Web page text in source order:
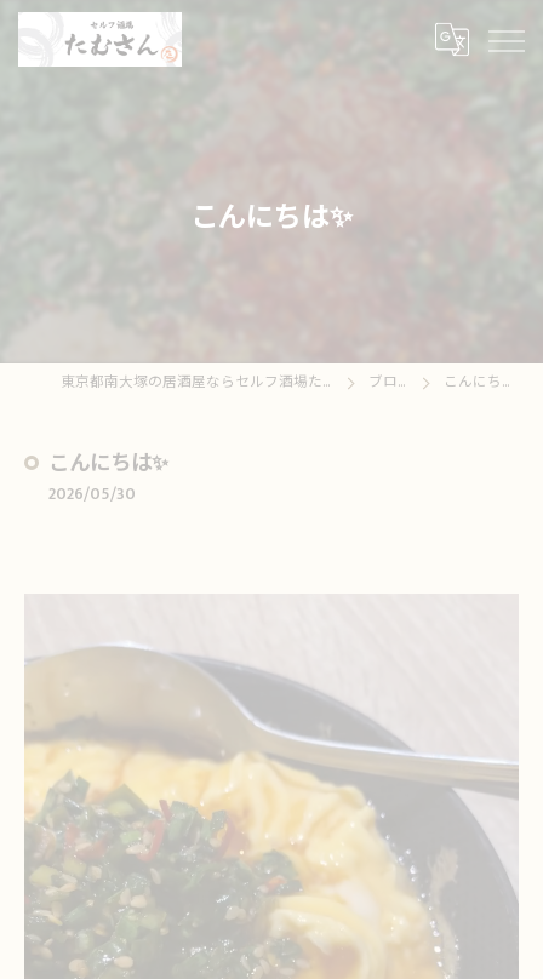
こんにちは✨
東京都南大塚の居酒屋ならセルフ酒場たむさん ブログ こんにちは✨
こんにちは✨
2026/05/30